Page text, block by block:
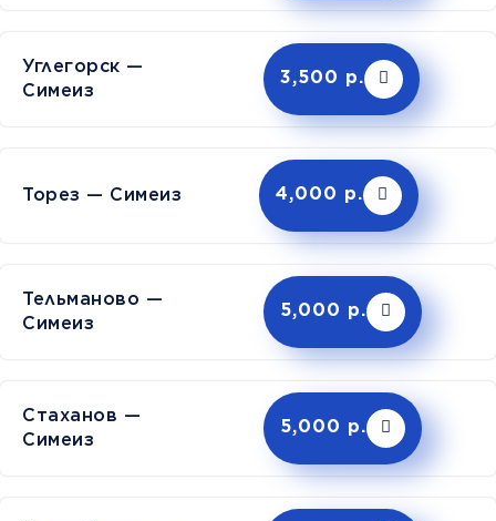
Углегорск —
Симеиз
3,500 р.
Торез — Симеиз 4,000 р.
Тельманово —
Симеиз
5,000 р.
Стаханов —
Симеиз
5,000 р.